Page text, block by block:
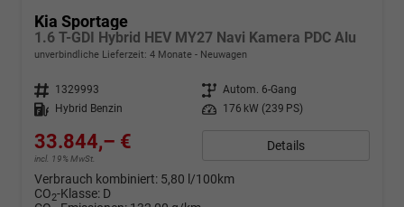
Kia Sportage
1.6 T-GDI Hybrid HEV MY27 Navi Kamera PDC Alu
unverbindliche Lieferzeit: 4 Monate Neuwagen
Fahrzeugnr. 1329993 Getriebe Autom. 6-Gang
Kraftstoff
Hybrid Benzin Leistung 176 kW (239 PS)
33.844,– €
incl. 19% MwSt.
Details
Verbrauch kombiniert: 5,80 l/100km
CO2-Klasse: D